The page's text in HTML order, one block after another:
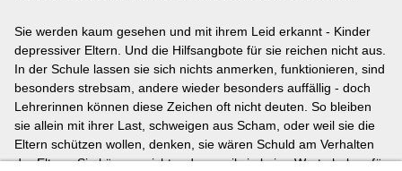
Sie werden kaum gesehen und mit ihrem Leid erkannt - Kinder
depressiver Eltern. Und die Hilfsangbote für sie reichen nicht aus.
In der Schule lassen sie sich nichts anmerken, funktionieren, sind
besonders strebsam, andere wieder besonders auffällig - doch
Lehrerinnen können diese Zeichen oft nicht deuten. So bleiben
sie allein mit ihrer Last, schweigen aus Scham, oder weil sie die
Eltern schützen wollen, denken, sie wären Schuld am Verhalten
der Eltern. Sie können nicht reden, weil sie keine Worte haben für